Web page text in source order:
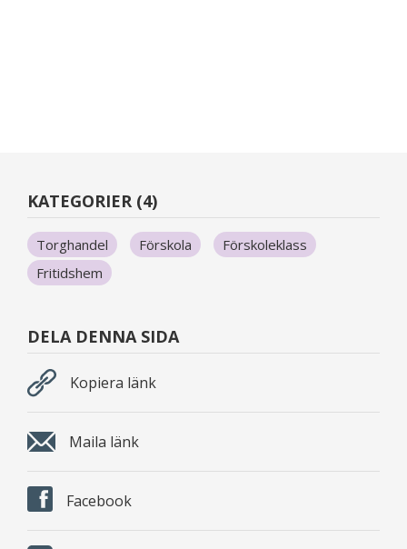
KATEGORIER (4)
Torghandel Förskola
Förskoleklass
Fritidshem
DELA DENNA SIDA
Kopiera länk
Maila länk
Facebook